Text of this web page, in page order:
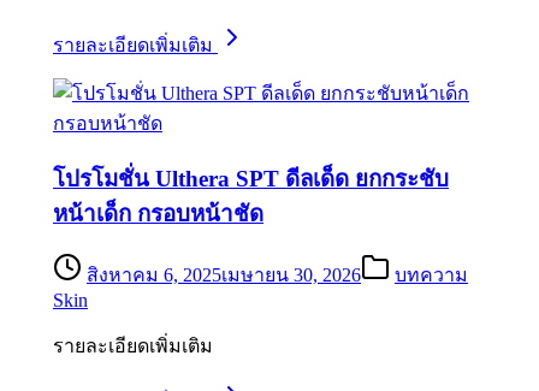
รายละเอียดเพิ่มเติม
โปรโมชั่น Ulthera SPT ดีลเด็ด ยกกระชับ
หน้าเด็ก กรอบหน้าชัด
สิงหาคม 6, 2025เมษายน 30, 2026
บทความ
Skin
รายละเอียดเพิ่มเติม